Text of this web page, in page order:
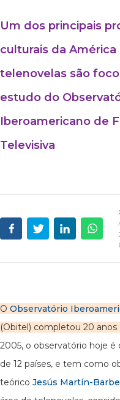
Um dos principais
culturais da América
telenovelas são
estudo do
Iberoamericano de
Televisiva
O Observatório
(Obitel) completou 20
2005, o observatório hoje
de 12 países, e tem como
teórico Jesús Martín-